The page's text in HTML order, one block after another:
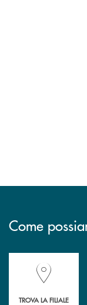
Come
Accedi all' elenco
TROVA LA FILIALE